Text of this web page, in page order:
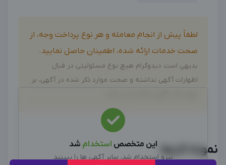
لطفاً پیش از انجام معامله و هر نوع پرداخت وجه، از
صحت خدمات ارائه شده، اطمینان حاصل نمایید.
بدیهی است دیدوگرام هیچ نوع مسئولیتی در قبال
اظهارات آگهی نداشته و صحت موارد ذکر شده در آگهی، بر
این متخصص استخدام شد
نیرو استخدام شد، سایر آگهی ها را ببینیدنمونه کارها